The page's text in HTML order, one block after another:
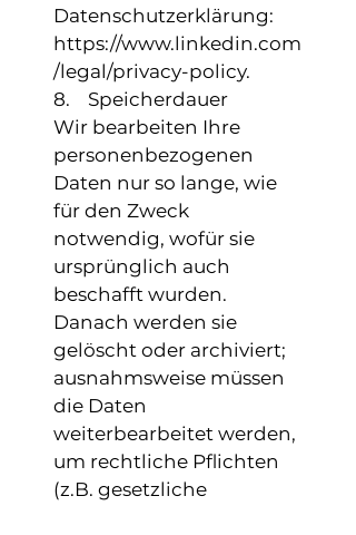
Datenschutzerklärung:
https://www.linkedin.com
/legal/privacy-policy.
8. Speicherdauer
Wir bearbeiten Ihre
personenbezogenen
Daten nur so lange, wie
für den Zweck
notwendig, wofür sie
ursprünglich auch
beschafft wurden.
Danach werden sie
gelöscht oder archiviert;
ausnahmsweise müssen
die Daten
weiterbearbeitet werden,
um rechtliche Pflichten
(z.B. gesetzliche